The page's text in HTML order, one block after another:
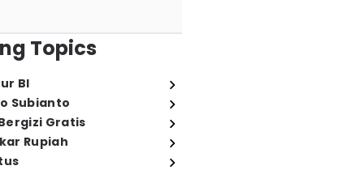
Topics
BI
Subianto
Gratis
Rupiah